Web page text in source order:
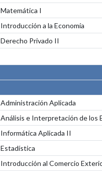
Matemática I
Introducción a la Economía
Derecho Privado II
Administración Aplicada
Análisis e Interpretación de los
Informática Aplicada II
Estadística
Introducción al Comercio